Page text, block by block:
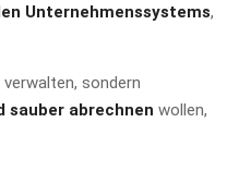
Unternehmenssystems,
sondern
abrechnen wollen,